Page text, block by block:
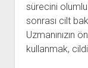
sürecini
sonrası cilt
Uzmanınızın
kullanmak,